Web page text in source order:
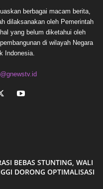
berbagai macam berita,
dilaksanakan oleh Pemerintah
yang belum diketahui oleh
di wilayah Negara
Indonesia.
BEBAS STUNTING, WALI
DORONG OPTIMALISASI